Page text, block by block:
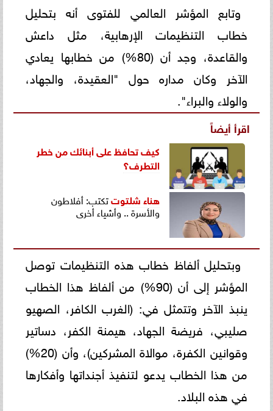
وتابع المؤشر العالمي للفتوى أنه بتحليل
خطاب التنظيمات الإرهابية، مثل داعش
والقاعدة، وجد أن (80%) من خطابها يعادي
الآخر وكان مداره حول "العقيدة، والجهاد،
والولاء والبراء".
اقرأ أيضاً
كيف تحافظ على أبنائك من خطر
التطرف؟
هناء شلتوتتكتب: أفلاطون
والأسرة .. وأشياء أخرى
وبتحليل ألفاظ خطاب هذه التنظيمات توصل
المؤشر إلى أن (90%) من ألفاظ هذا الخطاب
ينبذ الآخر وتتمثل في: (الغرب الكافر، الصهيو
صليبي، فريضة الجهاد، هيمنة الكفر، دساتير
وقوانين الكفرة، موالاة المشركين)، وأن (20%)
من هذا الخطاب يدعو لتنفيذ أجنداتها وأفكارها
في هذه البلاد.